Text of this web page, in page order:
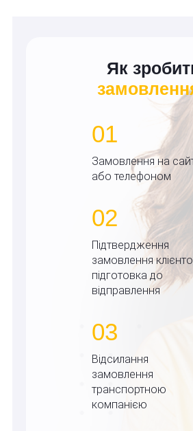
Як
01
Замовлення на
або телефоном
02
Підтвердження
замовлення
підготовка до
відправлення
03
Відсилання
замовлення
транспортною
компанією